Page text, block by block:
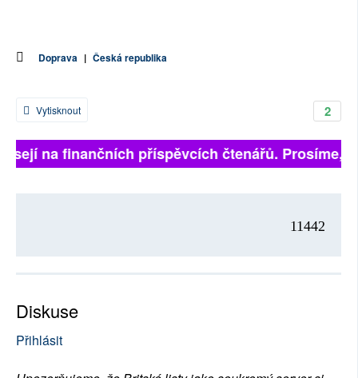
Doprava | Česká republika
2
Vytisknout
na finančních příspěvcích čtenářů. Prosíme,
11442
Diskuse
Přihlásit